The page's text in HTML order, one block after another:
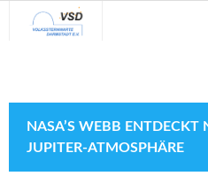
Veranstaltungen
Verein
NASA’S WEBB ENTDECKT
JUPITER-ATMOSPHÄRE